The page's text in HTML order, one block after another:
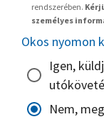
rendszerében.
személyes
Okos nyomon
Igen,
Nem,